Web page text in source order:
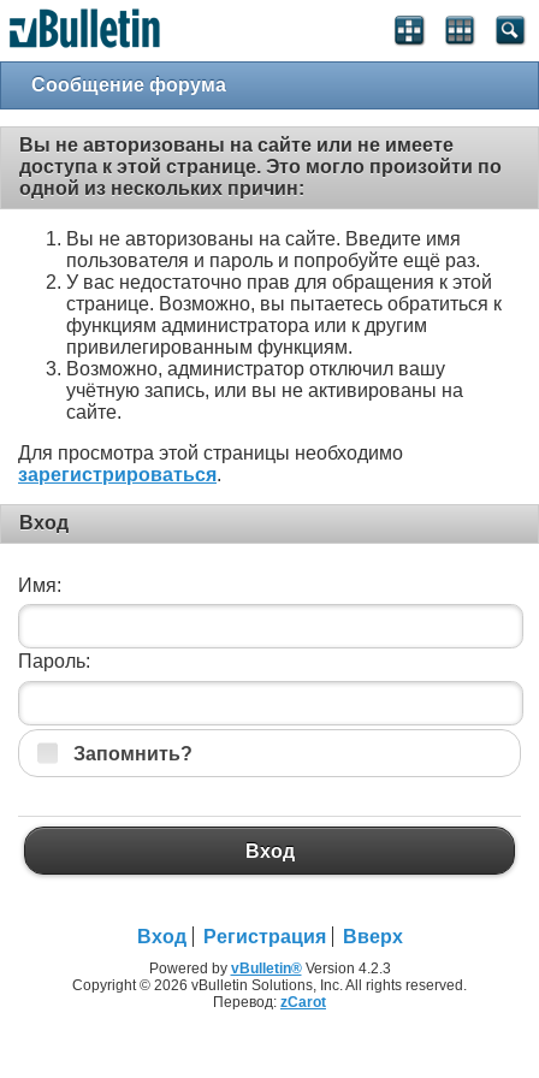
Сообщение форума
Вы не авторизованы на сайте или не имеете
доступа к этой странице. Это могло произойти по
одной из нескольких причин:
Вы не авторизованы на сайте. Введите имя
пользователя и пароль и попробуйте ещё раз.
У вас недостаточно прав для обращения к этой
странице. Возможно, вы пытаетесь обратиться к
функциям администратора или к другим
привилегированным функциям.
Возможно, администратор отключил вашу
учётную запись, или вы не активированы на
сайте.
Для просмотра этой страницы необходимо
зарегистрироваться.
Вход
Имя:
Пароль:
Запомнить?
Вход
Вход Регистрация Вверх
Powered by vBulletin®Version 4.2.3
Copyright © 2026 vBulletin Solutions, Inc. All rights reserved.
Перевод: zCarot